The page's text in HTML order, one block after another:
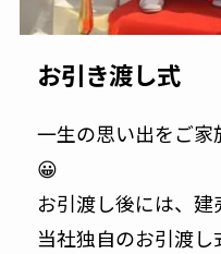
お引き渡し式
一生の思い出をご家
😀
お引渡し後には、
当社独自のお引渡